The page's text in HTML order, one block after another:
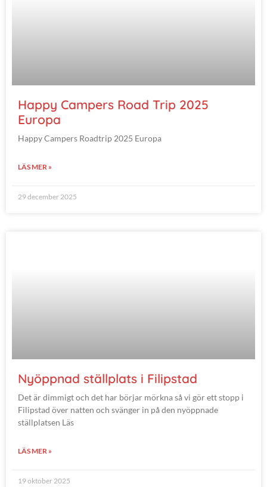
Happy Campers Road Trip 2025
Europa
Happy Campers Roadtrip 2025 Europa
LÄS MER »
29 december 2025
Nyöppnad ställplats i Filipstad
Det är dimmigt och det har börjar mörkna så vi gör ett stopp i
Filipstad över natten och svänger in på den nyöppnade
ställplatsen Läs
LÄS MER »
19 oktober 2025